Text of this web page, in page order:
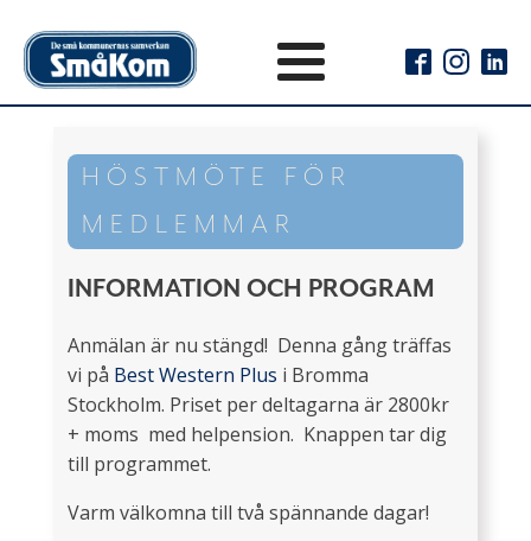
HÖSTMÖTE FÖR
MEDLEMMAR
INFORMATION OCH PROGRAM
Anmälan är nu stängd! Denna gång träffas
vi på Best Western Plus i Bromma
Stockholm. Priset per deltagarna är 2800kr
+ moms med helpension. Knappen tar dig
till programmet.
Varm välkomna till två spännande dagar!